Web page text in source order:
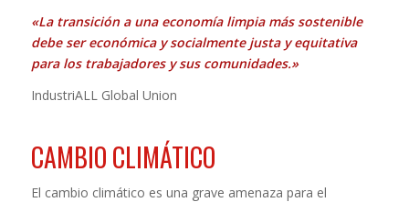
«La transición a una economía limpia más sostenible
debe ser económica y socialmente justa y equitativa
para los trabajadores y sus comunidades.»
IndustriALL Global Union
CAMBIO CLIMÁTICO
El cambio climático es una grave amenaza para el